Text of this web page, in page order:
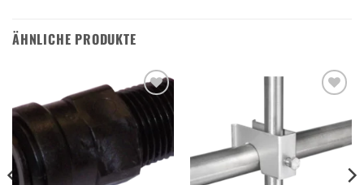
ÄHNLICHE PRODUKTE
Zu den
Favoriten
hinzufügen
hinzufügen